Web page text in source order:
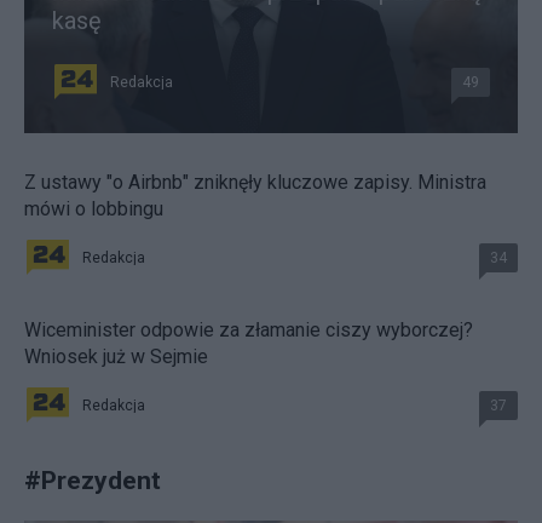
kasę
Redakcja 49
Z ustawy "o Airbnb" zniknęły kluczowe zapisy. Ministra
mówi o lobbingu
Redakcja 34
Wiceminister odpowie za złamanie ciszy wyborczej?
Wniosek już w Sejmie
Redakcja 37
#Prezydent